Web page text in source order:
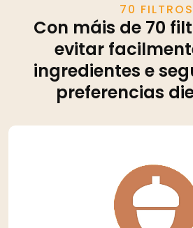
70 FILTROS
Con máis de 70
evitar
ingredientes e
preferencias